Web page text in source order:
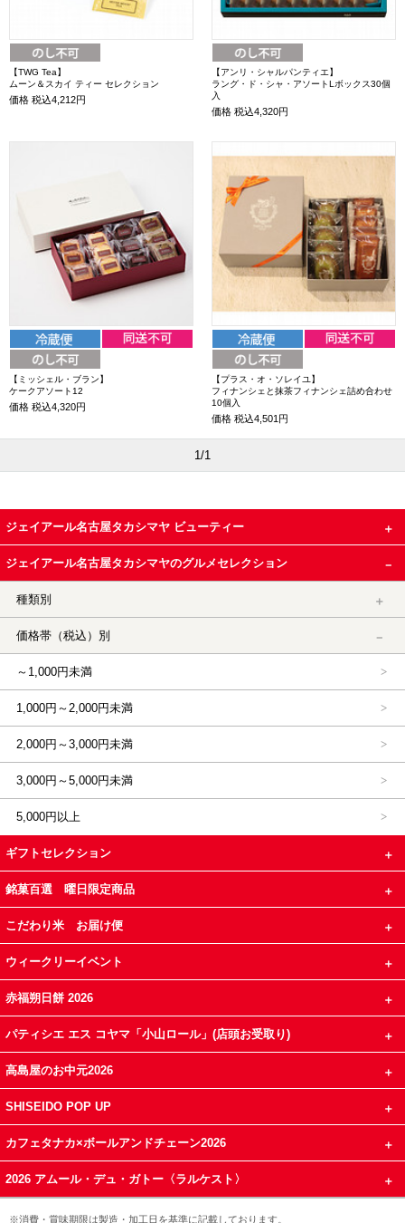
【TWG Tea】
ムーン＆スカイ ティー セレクション
価格 税込4,212円
【アンリ・シャルパンティエ】
ラング・ド・シャ・アソートLボックス30個
入
価格 税込4,320円
【ミッシェル・ブラン】
ケークアソート12
価格 税込4,320円
【プラス・オ・ソレイユ】
フィナンシェと抹茶フィナンシェ詰め合わせ
10個入
価格 税込4,501円
1/1
ジェイアール名古屋タカシマヤ ビューティー
ジェイアール名古屋タカシマヤのグルメセレクション
種類別
価格帯（税込）別
～1,000円未満
1,000円～2,000円未満
2,000円～3,000円未満
3,000円～5,000円未満
5,000円以上
ギフトセレクション
銘菓百選 曜日限定商品
こだわり米 お届け便
ウィークリーイベント
赤福朔日餅 2026
パティシエ エス コヤマ「小山ロール」(店頭お受取り)
高島屋のお中元2026
SHISEIDO POP UP
カフェタナカ×ボールアンドチェーン2026
2026 アムール・デュ・ガトー〈ラルケスト〉
※消費・賞味期限は製造・加工日を基準に記載しております。